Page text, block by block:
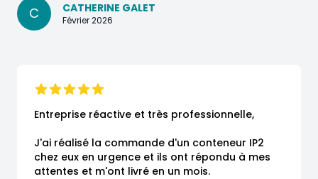
C CATHERINE GALET
Février 2026
Entreprise réactive et très professionnelle,
J'ai réalisé la commande d'un conteneur IP2
chez eux en urgence et ils ont répondu à mes
attentes et m'ont livré en un mois.